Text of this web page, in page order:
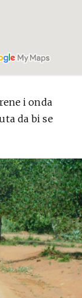
i onda
da bi se